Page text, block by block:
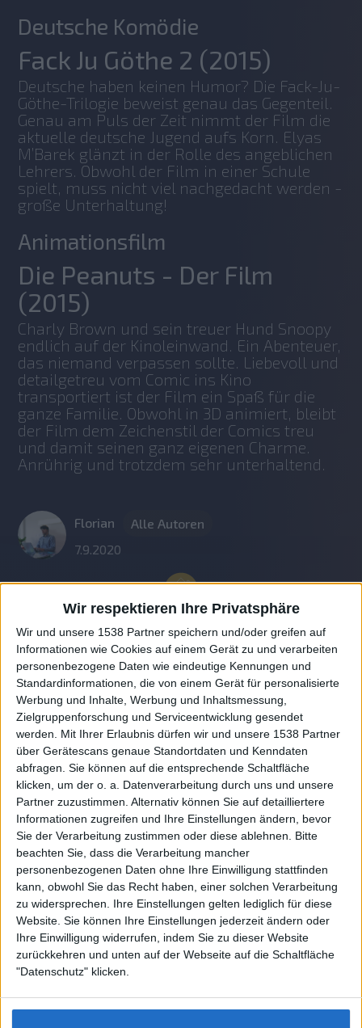
Wir respektieren Ihre Privatsphäre
Wir und unsere 1538 Partner speichern und/oder greifen auf
Informationen wie Cookies auf einem Gerät zu und verarbeiten
personenbezogene Daten wie eindeutige Kennungen und
Standardinformationen, die von einem Gerät für personalisierte
Werbung und Inhalte, Werbung und Inhaltsmessung,
Zielgruppenforschung und Serviceentwicklung gesendet
werden.
Mit Ihrer Erlaubnis dürfen wir und unsere 1538 Partner
über Gerätescans genaue Standortdaten und Kenndaten
abfragen. Sie können auf die entsprechende Schaltfläche
klicken, um der o. a. Datenverarbeitung durch uns und unsere
Partner zuzustimmen. Alternativ können Sie auf detailliertere
Informationen zugreifen und Ihre Einstellungen ändern, bevor
Sie der Verarbeitung zustimmen oder diese ablehnen.
Bitte
beachten Sie, dass die Verarbeitung mancher
personenbezogenen Daten ohne Ihre Einwilligung stattfinden
kann, obwohl Sie das Recht haben, einer solchen Verarbeitung
zu widersprechen. Ihre Einstellungen gelten lediglich für diese
Website. Sie können Ihre Einstellungen jederzeit ändern oder
Ihre Einwilligung widerrufen, indem Sie zu dieser Website
zurückkehren und unten auf der Webseite auf die Schaltfläche
"Datenschutz" klicken.
Deutsche Komödie
Fack Ju Göthe 2 (2015)
Deutsche haben keinen Humor? Die Fack-Ju-
Göthe-Trilogie beweist genau das Gegenteil.
Genau am Puls der Zeit nimmt der Film die
aktuelle deutsche Jugend aufs Korn. Elyas
M’Barek glänzt in der Rolle des angeblichen
Lehrers. Obwohl der Film in einer Schule
spielt, muss nicht viel nachgedacht werden -
große Unterhaltung!
Animationsfilm
Die Peanuts - Der Film
(2015)
Charly Brown und sein treuer Hund Snoopy
endlich auf der Kinoleinwand. Ein Abenteuer,
das niemand verpassen sollte. Liebevoll und
detailgetreu vom Comic ins Kino
transportiert ist der Film ein Spaß für die
ganze Familie. Obwohl in 3D animiert, bleibt
der Film dem Zeichenstil der Comics treu
und damit seinen ganz eigenen Charme.
Anrührig und trotzdem sehr unterhaltend.
Florian
Alle Autoren
7.9.2020
Auf DESMONDO findet Ihr Inspirationen für
individuelles, gemütliches und intelligentes Wohnen,
die aktuellsten Einrichtungstrends und Informatives zu
neuesten Smart Home Systemen.
About
DESMONDO Suche
Kooperationen
Rechtliches
Impressum
Datenschutz
Sitemap